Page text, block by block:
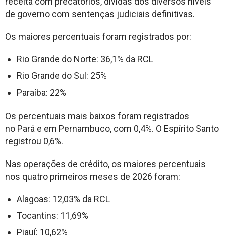
de governo com sentenças judiciais definitivas.
Os maiores percentuais foram registrados por:
Rio Grande do Norte: 36,1% da RCL
Rio Grande do Sul: 25%
Paraíba: 22%
Os percentuais mais baixos foram registrados
no Pará e em Pernambuco, com 0,4%. O Espírito Santo
registrou 0,6%.
Nas operações de crédito, os maiores percentuais
nos quatro primeiros meses de 2026 foram:
Alagoas: 12,03% da RCL
Tocantins: 11,69%
Piauí: 10,62%